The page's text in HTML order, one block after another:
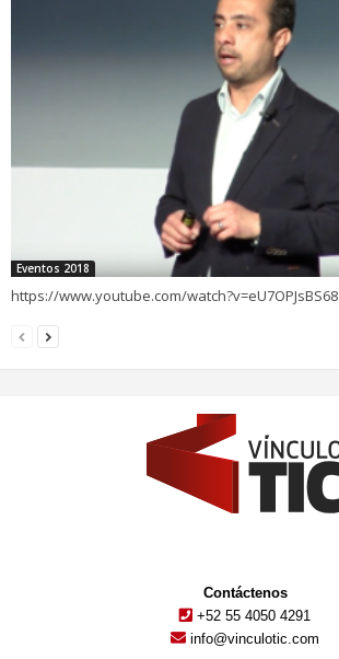
Eventos 2018
https://www.youtube.com/watch?v=eU7OPJsBS68
Contáctenos
+52 55 4050 4291
info@vinculotic.com